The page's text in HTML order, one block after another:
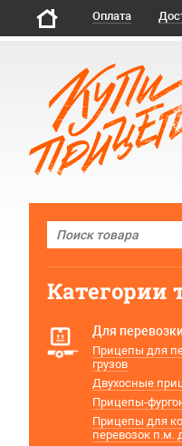
Оплата
Категории
Для
Прицепы для
грузов
Двухосные
Прицепы-
Прицепы для
перевозок п.м.